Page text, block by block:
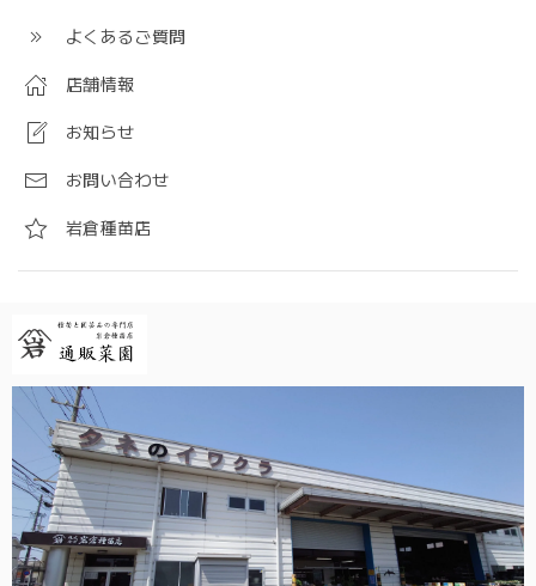
よくあるご質問
店舗情報
お知らせ
お問い合わせ
岩倉種苗店